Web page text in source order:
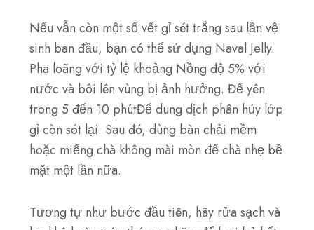
Nếu vẫn còn một số vết gỉ sét trắng sau lần vệ
sinh ban đầu, bạn có thể sử dụng Naval Jelly.
Pha loãng với tỷ lệ khoảng Nồng độ 5% với
nước và bôi lên vùng bị ảnh hưởng. Để yên
trong5 đến 10 phútĐể dung dịch phân hủy lớp
gỉ còn sót lại. Sau đó, dùng bàn chải mềm
hoặc miếng chà không mài mòn để chà nhẹ bề
mặt một lần nữa.
Tương tự như bước đầu tiên, hãy rửa sạch và